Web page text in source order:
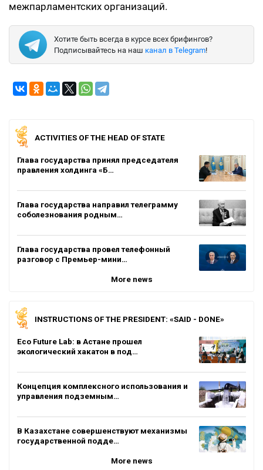
межпарламентских организаций.
Хотите быть всегда в курсе всех брифингов?
Подписывайтесь на наш канал в Telegram!
ACTIVITIES OF THE HEAD OF STATE
Глава государства принял председателя
правления холдинга «Б…
Глава государства направил телеграмму
соболезнования родным…
Глава государства провел телефонный
разговор с Премьер-мини…
More news
INSTRUCTIONS OF THE PRESIDENT: «SAID - DONE»
Eco Future Lab: в Астане прошел
экологический хакатон в под…
Концепция комплексного использования и
управления подземным…
В Казахстане совершенствуют механизмы
государственной подде…
More news